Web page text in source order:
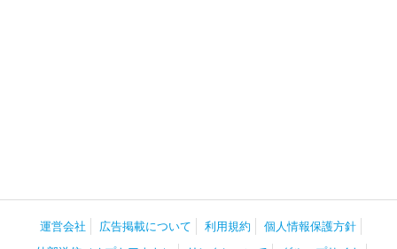
運営会社 広告掲載について 利用規約
個人情報保護方針